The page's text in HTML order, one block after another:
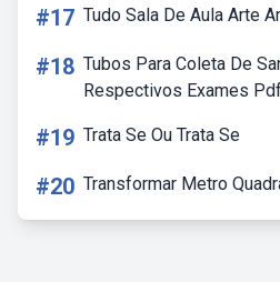
#17 Tudo Sala De Aula Arte
#18 Tubos Para Coleta De
Respectivos Exames
#19 Trata Se Ou Trata Se
#20 Transformar Metro